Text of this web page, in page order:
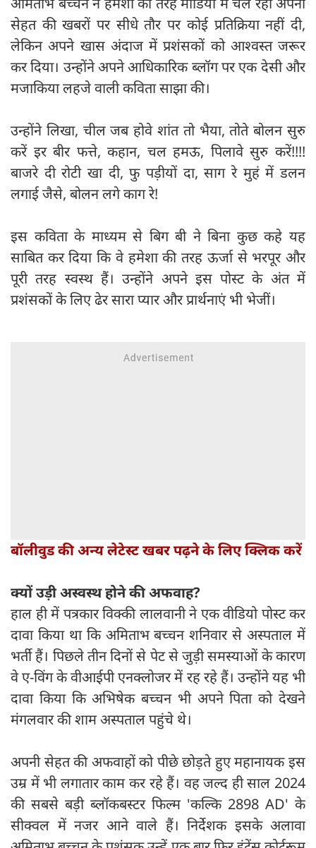
सेहत की खबरों पर सीधे तौर पर कोई प्रतिक्रिया नहीं दी,
लेकिन अपने खास अंदाज में प्रशंसकों को आश्वस्त जरूर
कर दिया। उन्होंने अपने आधिकारिक ब्लॉग पर एक देसी और
मजाकिया लहजे वाली कविता साझा की।
उन्होंने लिखा, चील जब होवे शांत तो भैया, तोते बोलन सुरु
करें इर बीर फत्ते, कहान, चल हमऊ, पिलावे सुरु करें!!!!
बाजरे दी रोटी खा दी, फु पड़ीयों दा, साग रे मुहं में डलन
लगाई जैसे, बोलन लगे काग रे!
इस कविता के माध्यम से बिग बी ने बिना कुछ कहे यह
साबित कर दिया कि वे हमेशा की तरह ऊर्जा से भरपूर और
पूरी तरह स्वस्थ हैं। उन्होंने अपने इस पोस्ट के अंत में
प्रशंसकों के लिए ढेर सारा प्यार और प्रार्थनाएं भी भेजीं।
बॉलीवुड की अन्य लेटेस्ट खबर पढ़ने के लिए क्लिक करें
क्यों उड़ी अस्वस्थ होने की अफवाह?
हाल ही में पत्रकार विक्की लालवानी ने एक वीडियो पोस्ट कर
दावा किया था कि अमिताभ बच्चन शनिवार से अस्पताल में
भर्ती हैं। पिछले तीन दिनों से पेट से जुड़ी समस्याओं के कारण
वे ए-विंग के वीआईपी एनक्लोजर में रह रहे हैं। उन्होंने यह भी
दावा किया कि अभिषेक बच्चन भी अपने पिता को देखने
मंगलवार की शाम अस्पताल पहुंचे थे।
अपनी सेहत की अफवाहों को पीछे छोड़ते हुए महानायक इस
उम्र में भी लगातार काम कर रहे हैं। वह जल्द ही साल 2024
की सबसे बड़ी ब्लॉकबस्टर फिल्म 'कल्कि 2898 AD' के
सीक्वल में नजर आने वाले हैं। निर्देशक इसके अलावा